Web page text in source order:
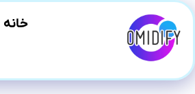
خانه